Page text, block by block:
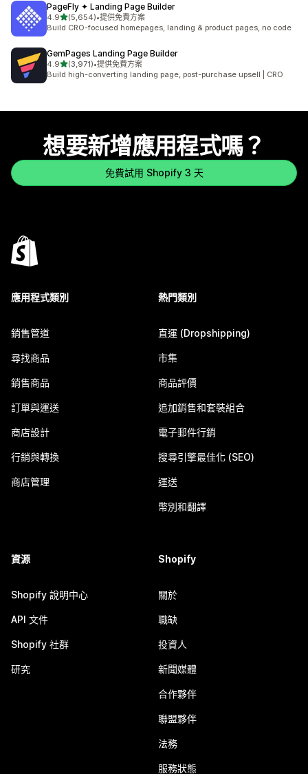
PageFly ✦ Landing Page Builder
4.9滿分 5 顆星
(5,654)
共有 5654 則評價
•提供免費方案
Build CRO-focused homepages, landing & product pages, no code
GemPages Landing Page Builder
4.9滿分 5 顆星
(3,971)
共有 3971 則評價
•提供免費方案
Build high-converting landing page, post-purchase upsell | CRO
想要新增應用程式嗎？
免費試用 Shopify 3 天
應用程式類別
銷售管道
尋找商品
銷售商品
訂單與運送
商店設計
行銷與轉換
商店管理
熱門類別
直運 (Dropshipping)
市集
商品評價
追加銷售和套裝組合
電子郵件行銷
搜尋引擎最佳化 (SEO)
運送
幣別和翻譯
資源
Shopify 說明中心
API 文件
Shopify 社群
研究
Shopify
關於
職缺
投資人
新聞媒體
合作夥伴
聯盟夥伴
法務
服務狀態